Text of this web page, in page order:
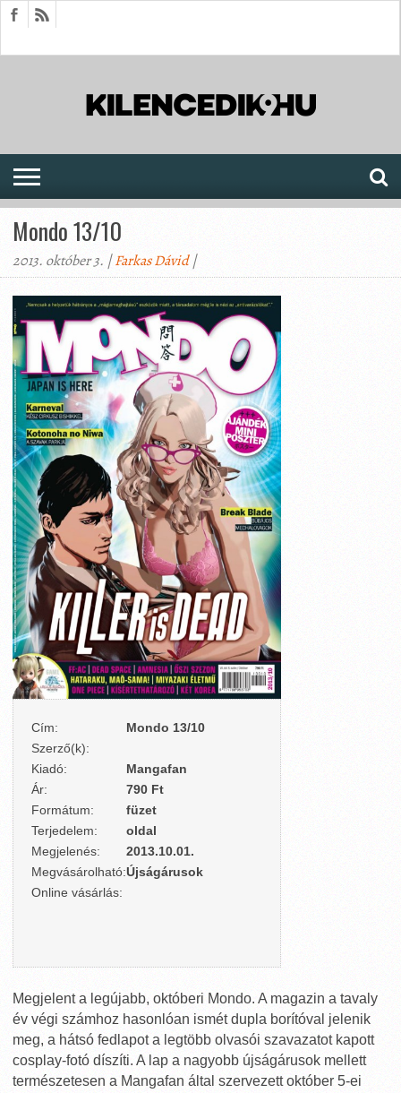
Mondo 13/10
2013. október 3. |Farkas Dávid|
Cím:
Mondo 13/10
Szerző(k):
Kiadó:
Mangafan
Ár:
790 Ft
Formátum:
füzet
Terjedelem:
oldal
Megjelenés:
2013.10.01.
Megvásárolható:Újságárusok
Online vásárlás:
Megjelent a legújabb, októberi Mondo. A magazin a tavaly
év végi számhoz hasonlóan ismét dupla borítóval jelenik
meg, a hátsó fedlapot a legtöbb olvasói szavazatot kapott
cosplay-fotó díszíti. A lap a nagyobb újságárusok mellett
természetesen a Mangafan által szervezett október 5-ei